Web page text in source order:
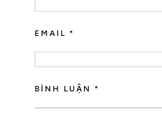
BÌNH LUẬN *
EMAIL *